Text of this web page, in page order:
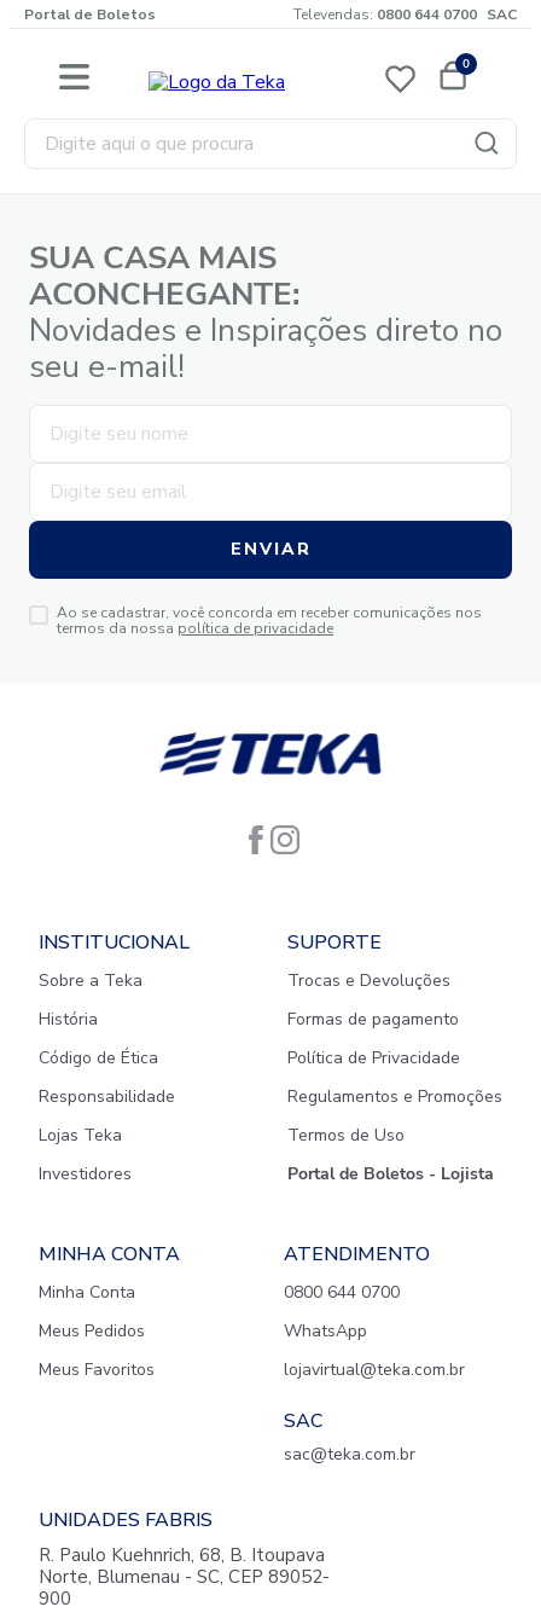
Portal de Boletos Televendas: 0800 644 0700 SAC
0
Digite aqui o que procura
SUA CASA MAIS
ACONCHEGANTE:
Novidades e Inspirações direto no
seu e-mail!
ENVIAR
Ao se cadastrar, você concorda em receber comunicações nos
termos da nossa política de privacidade
INSTITUCIONAL
Sobre a Teka
História
Código de Ética
Responsabilidade
Lojas Teka
Investidores
SUPORTE
Trocas e Devoluções
Formas de pagamento
Política de Privacidade
Regulamentos e Promoções
Termos de Uso
Portal de Boletos - Lojista
MINHA CONTA
Minha Conta
Meus Pedidos
Meus Favoritos
ATENDIMENTO
0800 644 0700
WhatsApp
lojavirtual@teka.com.br
SAC
sac@teka.com.br
UNIDADES FABRIS
R. Paulo Kuehnrich, 68, B. Itoupava
Norte, Blumenau - SC, CEP 89052-
900